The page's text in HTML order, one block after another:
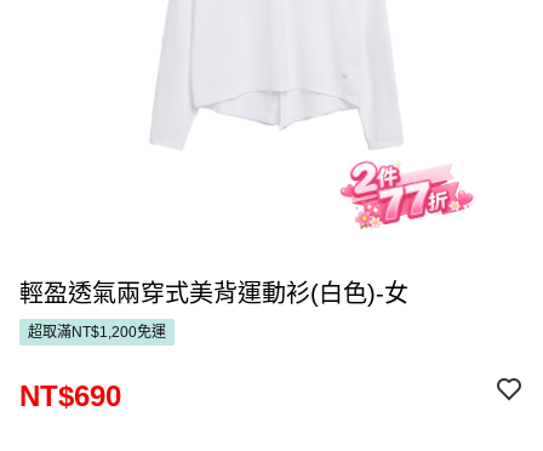
輕盈透氣兩穿式美背運動衫(白色)-女
超取滿NT$1,200免運
NT$690